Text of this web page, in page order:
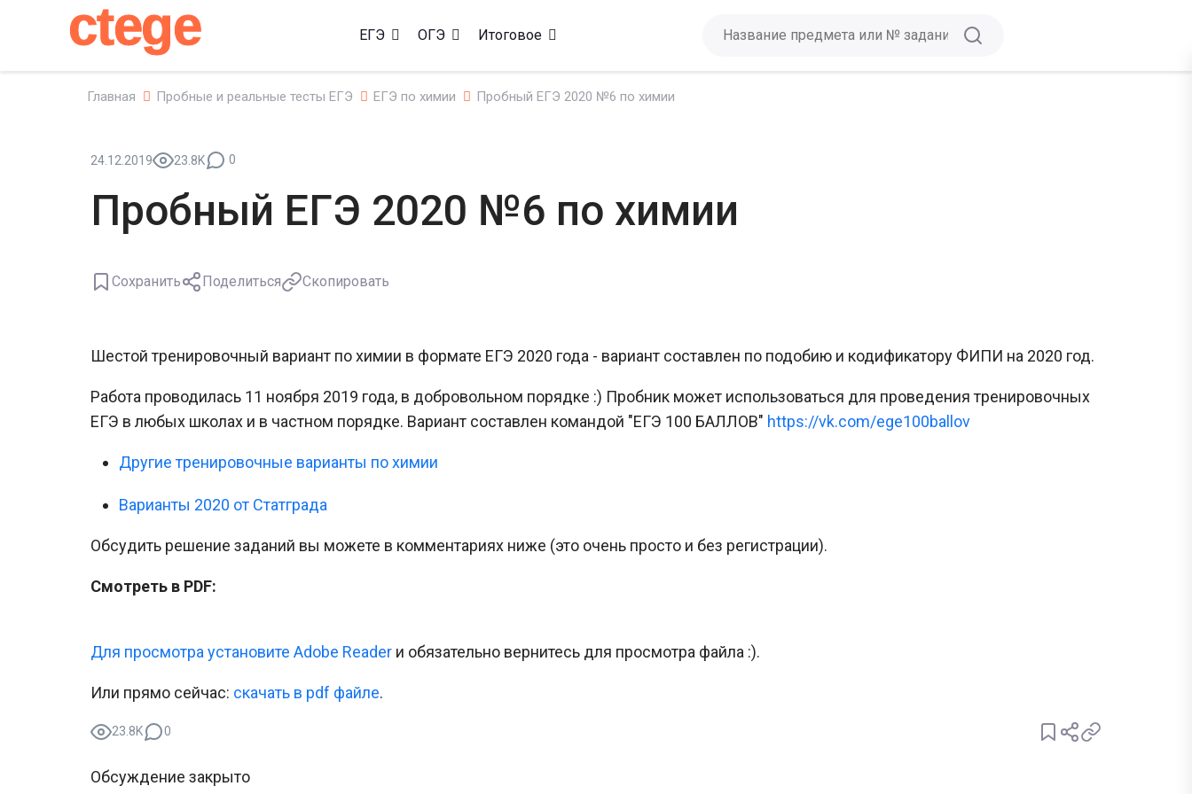
ctege ЕГЭ ОГЭ Итоговое
Главная Пробные и реальные тесты ЕГЭ ЕГЭ по химии Пробный ЕГЭ 2020 №6 по химии
24.12.2019 23.8K 0
Пробный ЕГЭ 2020 №6 по химии
Сохранить Поделиться Скопировать
Шестой тренировочный вариант по химии в формате ЕГЭ 2020 года - вариант составлен по подобию и кодификатору ФИПИ на 2020 год.
Работа проводилась 11 ноября 2019 года, в добровольном порядке :) Пробник может использоваться для проведения тренировочных
ЕГЭ в любых школах и в частном порядке. Вариант составлен командой "ЕГЭ 100 БАЛЛОВ" https://vk.com/ege100ballov
Другие тренировочные варианты по химии
Варианты 2020 от Статграда
Обсудить решение заданий вы можете в комментариях ниже (это очень просто и без регистрации).
Смотреть в PDF:
Для просмотра установите Adobe Reader и обязательно вернитесь для просмотра файла :).
Или прямо сейчас: cкачать в pdf файле.
23.8K 0
Обсуждение закрыто